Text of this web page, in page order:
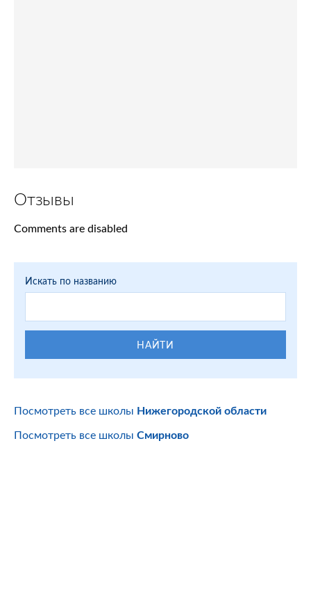
Отзывы
Comments are disabled
Искать по названию
НАЙТИ
Посмотреть все школы Нижегородской области
Посмотреть все школы Смирново